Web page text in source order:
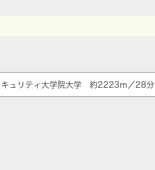
キュリティ大学院大学 約2223m／28分